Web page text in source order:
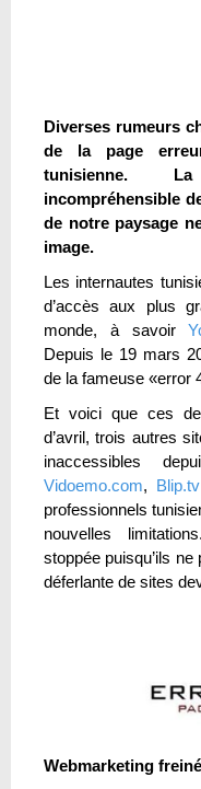
Diverses rumeurs
de la page
tunisienne.
incompréhensible
de notre paysage
image.
Les internautes
d’accès aux plus
monde, à savoir
Depuis le 19 mars
de la fameuse «error
Et voici que ces
d’avril, trois autres
inaccessibles
Vidoemo.com, Blip.tv
professionnels
nouvelles
stoppée puisqu’ils
déferlante de sites
Webmarketing freiné